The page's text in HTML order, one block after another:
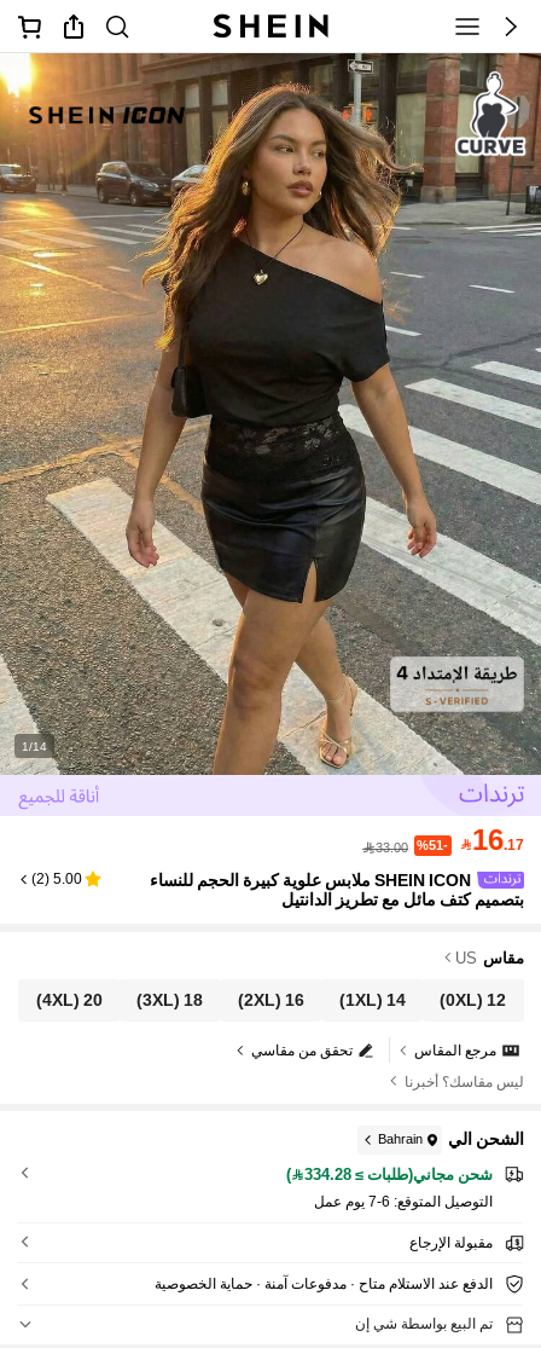
1/14
16.17
%51-
33.00
SHEIN ICON ملابس علوية كبيرة الحجم للنساء
بتصميم كتف مائل مع تطريز الدانتيل
5.00
(
2
)
مقاس US
12
(0XL)
14
(1XL)
16
(2XL)
18
(3XL)
20
(4XL)
تحقق من مقاسي
مرجع المقاس
ليس مقاسك؟ أخبرنا
الشحن الي Bahrain
شحن مجاني(طلبات ≥ 334.28)
التوصيل المتوقع: 6-7 يوم عمل
مقبولة الإرجاع
الدفع عند الاستلام متاح · مدفوعات آمنة · حماية الخصوصية
تم البيع بواسطة شي إن